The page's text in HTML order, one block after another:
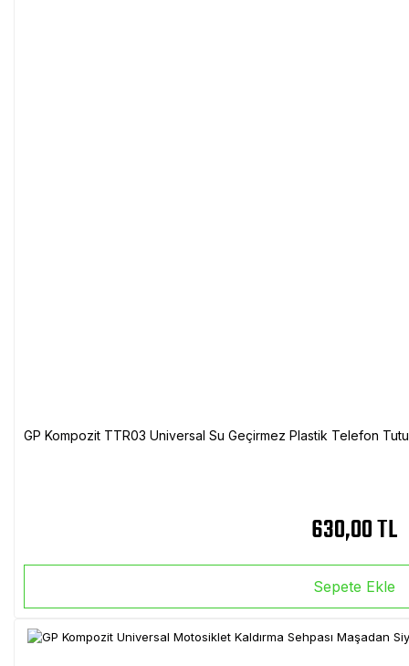
GP Kompozit TTR03 Universal Su Geçirmez Plastik Telefon
630,00 TL
Sepete Ekle